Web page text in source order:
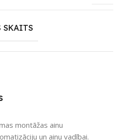
montāžas ainu
un ainu vadībai.
SKAITS